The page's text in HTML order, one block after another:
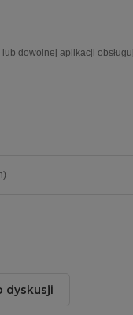
dowolnej aplikacji
dyskusji